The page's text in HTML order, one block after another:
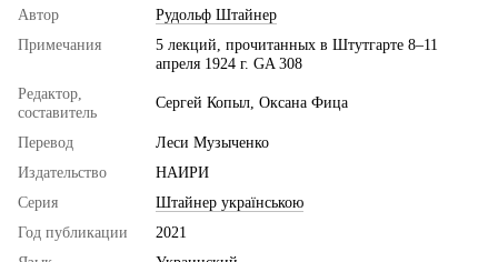
Автор
Рудольф Штайнер
Примечания
5 лекций, прочитанных в Штутгарте 8–11
апреля 1924 г. GA 308
Редактор,
составитель
Сергей Копыл, Оксана Фица
Перевод
Леси Музыченко
Издательство
НАИРИ
Серия
Штайнер українською
Год публикации
2021